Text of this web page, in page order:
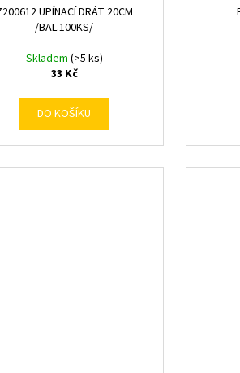
UPÍNACÍ DRÁT 20CM
/BAL.100KS/
Skladem (>5 ks)
33 Kč
DO KOŠÍKU